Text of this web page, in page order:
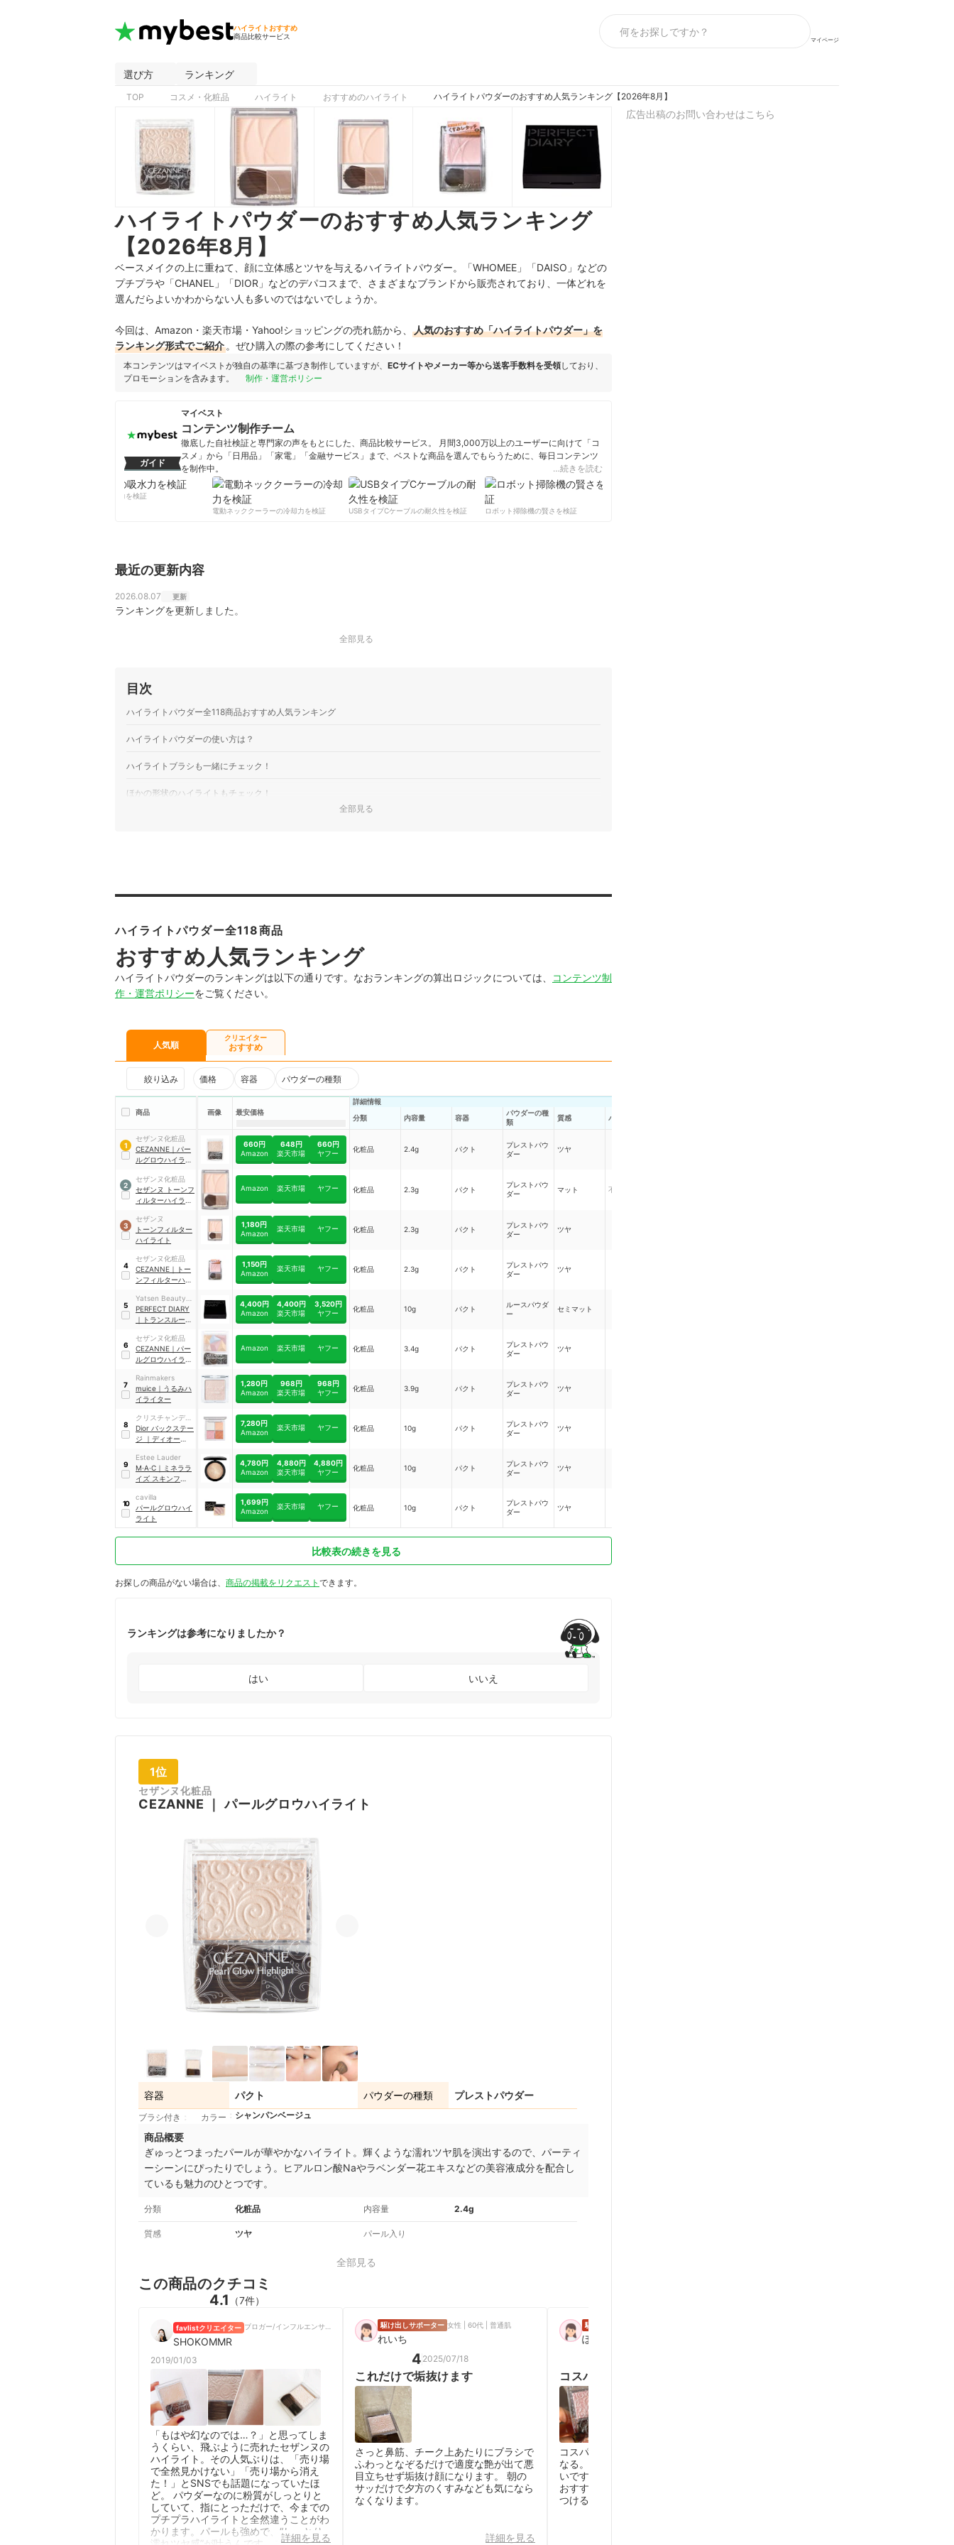
ハイライトおすすめ
商品比較サービス
マイページ
選び方 ランキング
TOP コスメ・化粧品 ハイライト おすすめのハイライト ハイライトパウダーのおすすめ人気ランキング【2026年8月】
ハイライトパウダーのおすすめ人気ランキング
【2026年8月】
ベースメイクの上に重ねて、顔に立体感とツヤを与えるハイライトパウダー。「WHOMEE」「DAISO」などの
プチプラや「CHANEL」「DIOR」などのデパコスまで、さまざまなブランドから販売されており、一体どれを
選んだらよいかわからない人も多いのではないでしょうか。
今回は、Amazon・楽天市場・Yahoo!ショッピングの売れ筋から、
人気のおすすめ「ハイライトパウダー」を
ランキング形式でご紹介 。ぜひ購入の際の参考にしてください！
本コンテンツはマイベストが独自の基準に基づき制作していますが、 ECサイトやメーカー等から送客手数料を受領しており、
プロモーションを含みます。
制作・運営ポリシー
ガイド
マイベスト
コンテンツ制作チーム
徹底した自社検証と専門家の声をもとにした、商品比較サービス。 月間3,000万以上のユーザーに向けて「コ
スメ」から「日用品」「家電」「金融サービス」まで、ベストな商品を選んでもらうために、毎日コンテンツ
を制作中。
コンテンツ制作チームのプロフィール
…続きを読む
柔軟剤の吸水力を検証
電動ネッククーラーの冷却力を検証
USBタイプCケーブルの耐久性を検証 ロボット掃除機の賢さを検証
最近の更新内容
2026.08.07 更新
ランキングを更新しました。
全部見る
目次
ハイライトパウダー全118商品おすすめ人気ランキング
ハイライトパウダーの使い方は？
ハイライトブラシも一緒にチェック！
ほかの形状のハイライトもチェック！
全部見る
ハイライトパウダー全118商品
おすすめ人気ランキング
ハイライトパウダーのランキングは以下の通りです。なおランキングの算出ロジックについては、
コンテンツ制
作・運営ポリシーをご覧ください。
人気順
クリエイター
おすすめ
絞り込み 価格 容器 パウダーの種類
商品 画像 最安価格
詳細情報
分類
内容量 容器
パウダーの種
類
質感 パール入り
1
セザンヌ化粧品
CEZANNE ｜ パー
ルグロウハイライ
660円
Amazon
648円
楽天市場
660円
ヤフー
化粧品 2.4g パクト
プレストパウ
ダー
ツヤ
2
セザンヌ化粧品
セザンヌ トーンフ
ィルターハイライ
Amazon 楽天市場 ヤフー 化粧品 2.3g パクト
プレストパウ
ダー
マット 不明
3
セザンヌ
トーンフィルター
ハイライト
1,180円
Amazon
楽天市場 ヤフー 化粧品 2.3g パクト
プレストパウ
ダー
ツヤ
4
セザンヌ化粧品
CEZANNE ｜ トー
ンフィルターハイ
1,150円
Amazon
楽天市場 ヤフー 化粧品 2.3g パクト
プレストパウ
ダー
ツヤ
5
Yatsen Beauty
Japan
PERFECT DIARY
｜ トランスルーシ
グ セッティング
パウダー
4,400円
Amazon
4,400円
楽天市場
3,520円
ヤフー
化粧品 10g パクト
ルースパウダ
ー
セミマット
6
セザンヌ化粧品
CEZANNE ｜ パー
ルグロウハイライ
Amazon 楽天市場 ヤフー 化粧品 3.4g パクト
プレストパウ
ダー
ツヤ
7
Rainmakers
muice ｜ うるみハ
イライター
1,280円
Amazon
968円
楽天市場
968円
ヤフー
化粧品 3.9g パクト
プレストパウ
ダー
ツヤ
8
クリスチャンディ
オール
Dior バックステー
ジ
｜ ディオール
ェイス グロウ パ
レット
7,280円
Amazon
楽天市場 ヤフー 化粧品 10g パクト
プレストパウ
ダー
ツヤ
9
Estee Lauder
M·A·C ｜ ミネララ
イズ スキンフィニ
4,780円
Amazon
4,880円
楽天市場
4,880円
ヤフー
化粧品 10g パクト
プレストパウ
ダー
ツヤ
10
cavilla
パールグロウハイ
ライト
1,699円
Amazon
楽天市場 ヤフー 化粧品 10g パクト
プレストパウ
ダー
ツヤ
比較表の続きを見る
お探しの商品がない場合は、 商品の掲載をリクエスト できます。
ランキングは参考になりましたか？
はい いいえ
1位
セザンヌ化粧品
CEZANNE ｜パールグロウハイライト
容器 パクト パウダーの種類 プレストパウダー
ブラシ付き カラー シャンパンベージュ
商品概要
ぎゅっとつまったパールが華やかなハイライト。輝くような濡れツヤ肌を演出するので、パーティ
ーシーンにぴったりでしょう。ヒアルロン酸Naやラベンダー花エキスなどの美容液成分を配合 し
ているも魅力のひとつです。
分類 化粧品 内容量 2.4g
質感 ツヤ パール入り
全部見る
この商品のクチコミ
4.1
（7件）
favlistクリエイター
SHOKOMMR
2019/01/03
「もはや幻なのでは…？」と思ってしま
うくらい、飛ぶように売れたセザンヌの
ハイライト。その人気ぶりは、「売り場
で全然見かけない」「売り場から消え
た！」とSNSでも話題になっていたほ
ど。 パウダーなのに粉質がしっとりと
していて、指にとっただけで、今までの
プチプラハイライトと全然違うことがわ
かります。パールも強めで、“しっとり
詳細を見る
駆け出しサポーター 女性 | 60代 | 普通肌
れいち
4 2025/07/18
これだけで垢抜けます
さっと鼻筋、チーク上あたりにブラシで
ふわっとなぞるだけで適度な艶が出て悪
目立ちせず垢抜け顔になります。 朝の
サッだけで夕方のくすみなども気になら
なくなります。
詳細を見る
駆け出しサポーター
ぽけ
コスパは良いがヨレる
コスパはとてもいい。 パッと華やかに
なる。 ただしヨレやすくベタつきやす
いです。多く乗せたり、鼻につけたりは
おすすめしません。 ほんのり優しめに
つけるか、短時間の外出に向いてます。
広告出稿のお問い合わせはこちら